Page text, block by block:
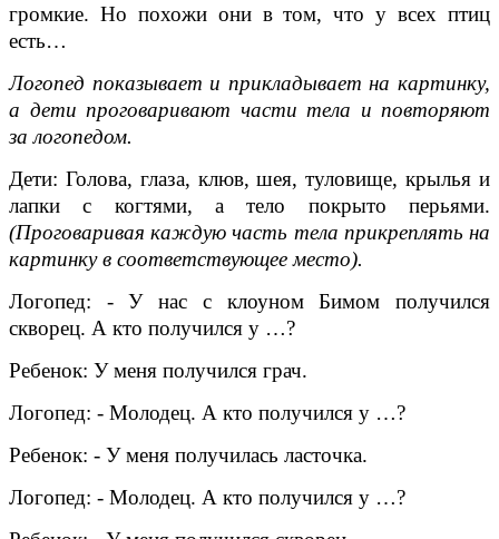
громкие. Но похожи они в том, что у всех птиц
есть…
Логопед показывает и прикладывает на картинку,
а дети проговаривают части тела и повторяют
за логопедом.
Дети: Голова, глаза, клюв, шея, туловище, крылья и
лапки с когтями, а тело покрыто перьями.
(Проговаривая каждую часть тела прикреплять на
картинку в соответствующее место).
Логопед: - У нас с клоуном Бимом получился
скворец. А кто получился у …?
Ребенок: У меня получился грач.
Логопед: - Молодец. А кто получился у …?
Ребенок: - У меня получилась ласточка.
Логопед: - Молодец. А кто получился у …?